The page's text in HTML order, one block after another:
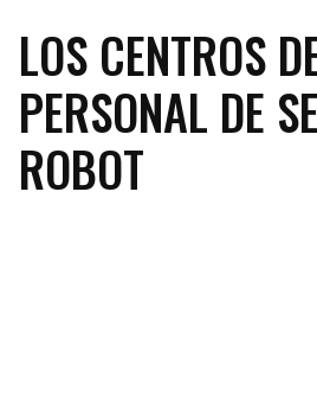
LOS CENTROS
PERSONAL DE
ROBOT